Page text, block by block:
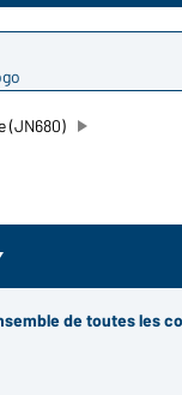
(JN680)
de toutes les